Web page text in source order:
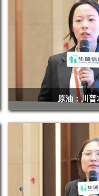
原油：川普
紫金天风期货股份有限公